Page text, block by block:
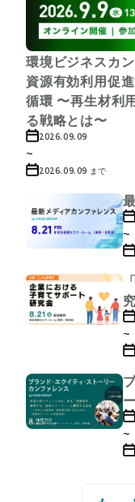
環境ビジネスカ
資源有効利用促
循環 〜再生材利
る戦略とは〜
2026.09.09
~
2026.09.09 まで
~
~
~